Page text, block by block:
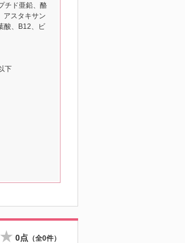
チド亜鉛、酪
アスタキサン
酸、B12、ビ
下
0点 （全0件）